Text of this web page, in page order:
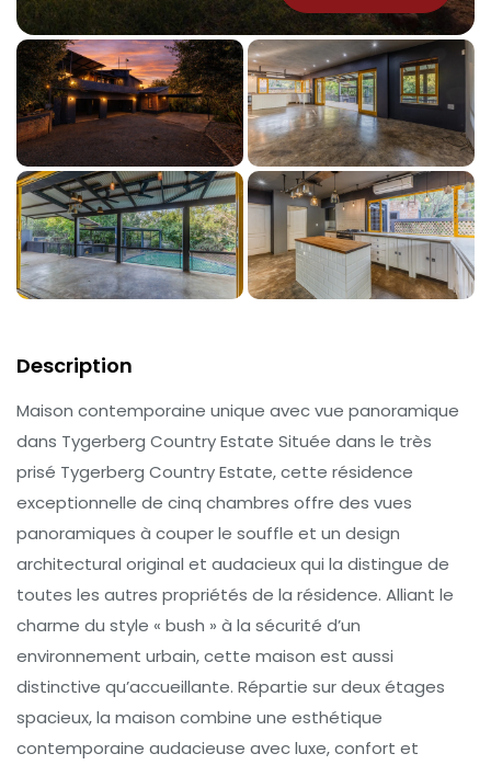
Description
Maison contemporaine unique avec vue panoramique
dans Tygerberg Country Estate Située dans le très
prisé Tygerberg Country Estate, cette résidence
exceptionnelle de cinq chambres offre des vues
panoramiques à couper le souffle et un design
architectural original et audacieux qui la distingue de
toutes les autres propriétés de la résidence. Alliant le
charme du style « bush » à la sécurité d’un
environnement urbain, cette maison est aussi
distinctive qu’accueillante. Répartie sur deux étages
spacieux, la maison combine une esthétique
contemporaine audacieuse avec luxe, confort et